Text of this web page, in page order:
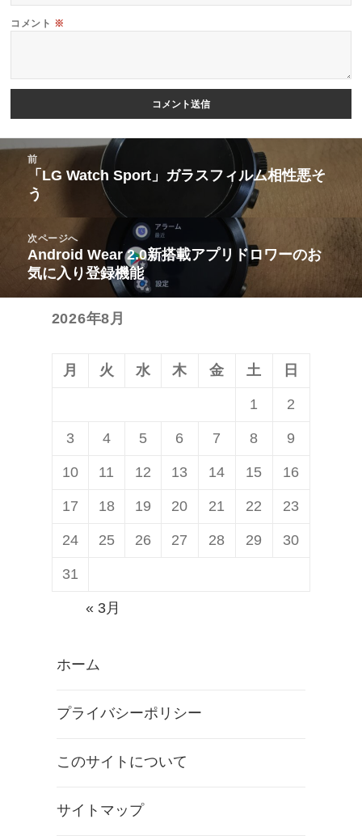
コメント ※
投
前
前
の
稿:
「LG Watch Sport」ガラスフィルム相性悪そ
う
次ページへ
次
の
投
Android Wear 2.0新搭載アプリドロワーのお
気に入り登録機能
2026年8月
月 火 水 木 金 土 日
1 2
3 4 5 6 7 8 9
10 11 12 13 14 15 16
17 18 19 20 21 22 23
24 25 26 27 28 29 30
31
« 3月
ホーム
プライバシーポリシー
このサイトについて
サイトマップ